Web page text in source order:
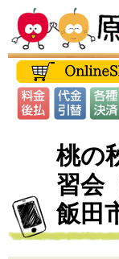
桃の
習会
飯田